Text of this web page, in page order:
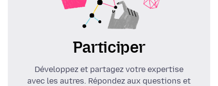
Participer
Développez et partagez votre expertise
avec les autres. Répondez aux questions et